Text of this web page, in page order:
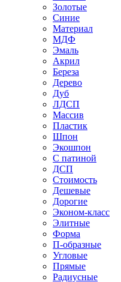
Золотые
Синие
Материал
МДФ
Эмаль
Акрил
Береза
Дерево
Дуб
ЛДСП
Массив
Пластик
Шпон
Экошпон
С патиной
ДСП
Стоимость
Дешевые
Дорогие
Эконом-класс
Элитные
Форма
П-образные
Угловые
Прямые
Радиусные